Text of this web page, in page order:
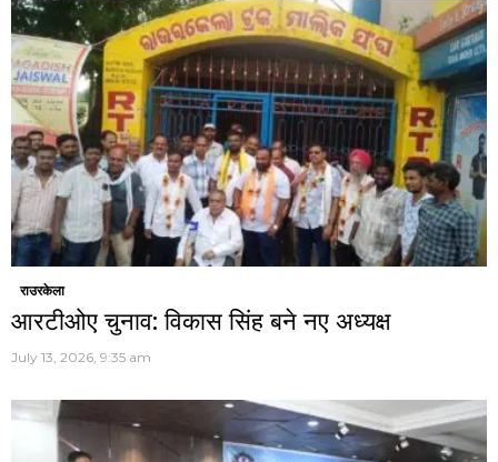
राउरकेला
आरटीओए चुनाव: विकास सिंह बने नए अध्यक्ष
July 13, 2026, 9:35 am